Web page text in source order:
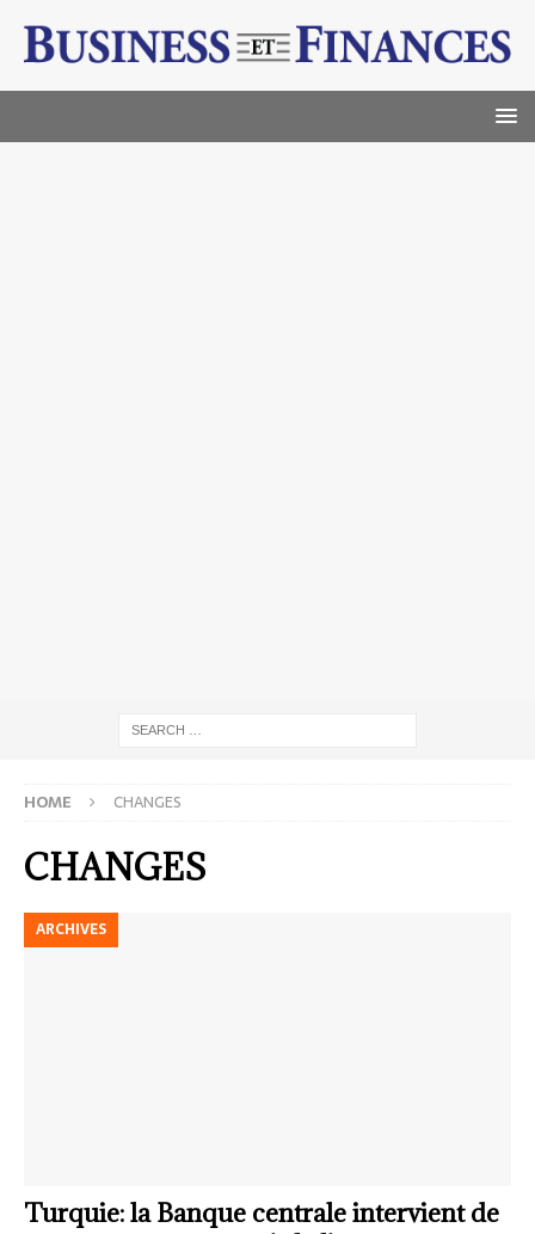
HOME CHANGES
CHANGES
ARCHIVES
Turquie: la Banque centrale intervient de